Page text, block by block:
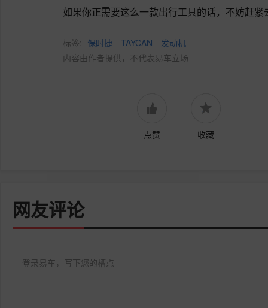
如果你正需要这么一款出行工具的话，不妨赶紧
标签: 保时捷 TAYCAN
发动机
内容由作者提供，不代表易车立场
点赞 收藏
网友评论
登录易车，写下您的槽点